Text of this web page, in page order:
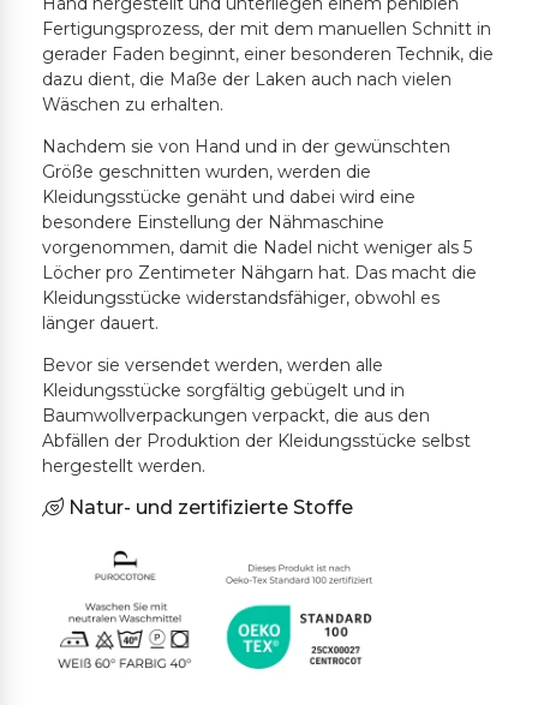
Fertigungsprozess, der mit dem manuellen Schnitt in
gerader Faden beginnt, einer besonderen Technik, die
dazu dient, die Maße der Laken auch nach vielen
Wäschen zu erhalten.
Nachdem sie von Hand und in der gewünschten
Größe geschnitten wurden, werden die
Kleidungsstücke genäht und dabei wird eine
besondere Einstellung der Nähmaschine
vorgenommen, damit die Nadel nicht weniger als 5
Löcher pro Zentimeter Nähgarn hat. Das macht die
Kleidungsstücke widerstandsfähiger, obwohl es
länger dauert.
Bevor sie versendet werden, werden alle
Kleidungsstücke sorgfältig gebügelt und in
Baumwollverpackungen verpackt, die aus den
Abfällen der Produktion der Kleidungsstücke selbst
hergestellt werden.
Natur- und zertifizierte Stoffe